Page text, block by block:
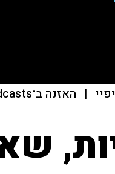
| האזנה ב־Apple Podcasts